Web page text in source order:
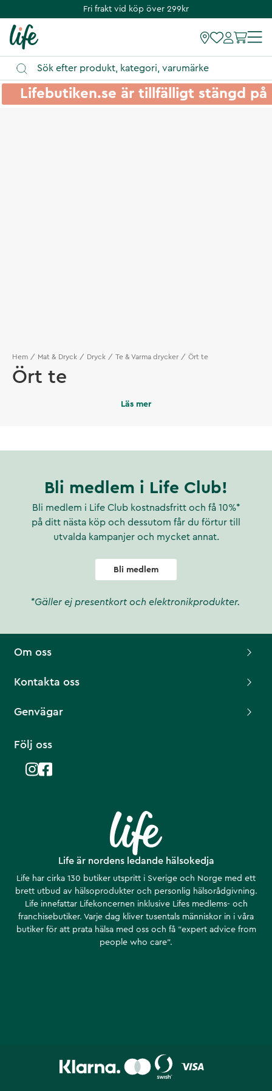
Fri frakt vid köp över 299kr
Lifebutiken.se är tillfälligt stängd
Hem Mat & Dryck Dryck Te & Varma drycker Ört te
Ört te
Läs mer
Bli medlem i Life Club!
Bli medlem i Life Club kostnadsfritt och få 10%*
på ditt nästa köp och dessutom får du förtur till
utvalda kampanjer och mycket annat.
Bli medlem
*Gäller ej presentkort och elektronikprodukter.
Life är nordens ledande hälsokedja
Life har cirka 130 butiker utspritt i Sverige och Norge med ett
brett utbud av hälsoprodukter och personlig hälsorådgivning.
Life innefattar Lifekoncernen inklusive Lifes medlems- och
franchisebutiker. Varje dag kliver tusentals människor in i våra
butiker för att prata hälsa med oss och få ”expert advice from
people who care”.
Om oss
Kontakta oss
Genvägar
Följ oss